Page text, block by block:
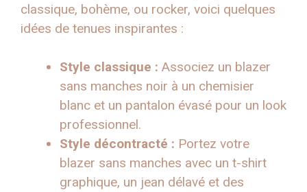
classique, bohème, ou rocker, voici quelques
idées de tenues inspirantes :
Style classique : Associez un blazer
sans manches noir à un chemisier
blanc et un pantalon évasé pour un look
professionnel.
Style décontracté : Portez votre
blazer sans manches avec un t-shirt
graphique, un jean délavé et des